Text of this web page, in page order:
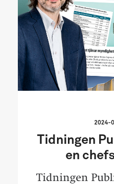
2024-
Tidningen
en
Tidningen